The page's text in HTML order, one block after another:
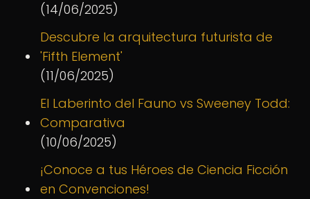
(14/06/2025)
Descubre la arquitectura futurista de
'Fifth Element'
(11/06/2025)
El Laberinto del Fauno vs Sweeney Todd:
Comparativa
(10/06/2025)
¡Conoce a tus Héroes de Ciencia Ficción
en Convenciones!